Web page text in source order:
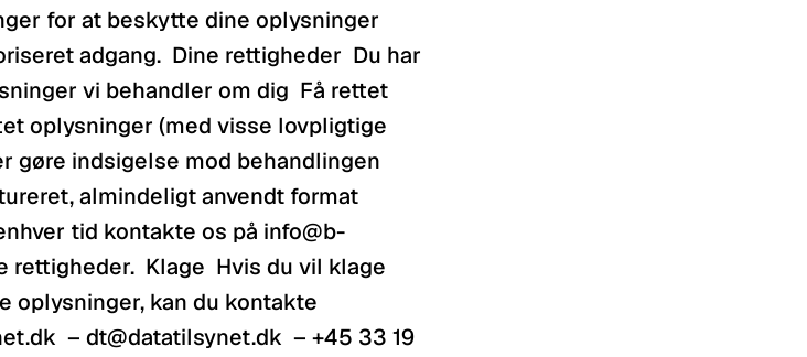
for at beskytte dine oplysninger
adgang.  Dine rettigheder  Du har
vi behandler om dig  Få rettet
oplysninger (med visse lovpligtige
gøre indsigelse mod behandlingen
almindeligt anvendt format
tid kontakte os på info@b-
rettigheder.  Klage  Hvis du vil klage
oplysninger, kan du kontakte
– dt@datatilsynet.dk  – +45 33 19